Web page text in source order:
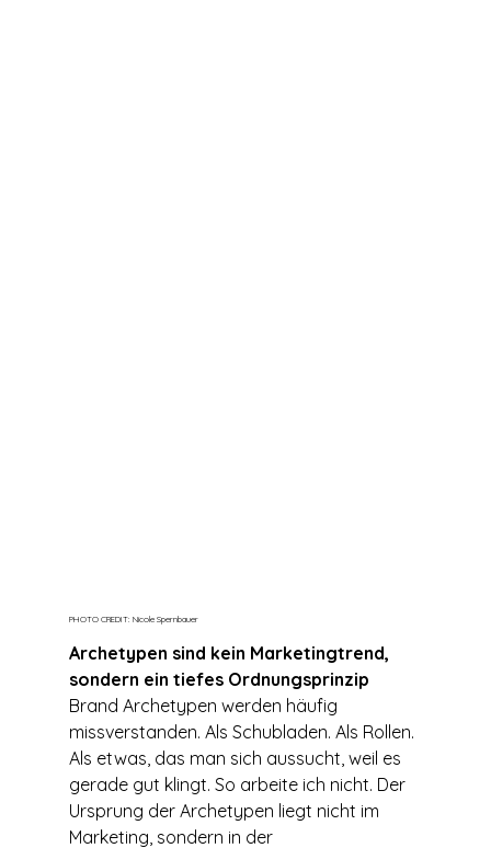
PHOTO CREDIT: Nicole Spernbauer
Archetypen sind kein Marketingtrend,
sondern ein tiefes Ordnungsprinzip
Brand Archetypen werden häufig
missverstanden. Als Schubladen. Als Rollen.
Als etwas, das man sich aussucht, weil es
gerade gut klingt. So arbeite ich nicht. Der
Ursprung der Archetypen liegt nicht im
Marketing, sondern in der